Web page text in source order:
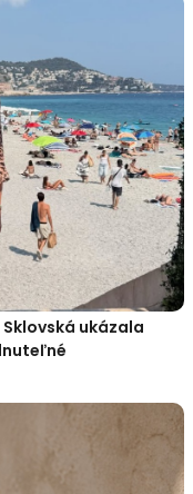
ukázala